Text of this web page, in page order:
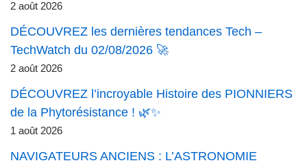
2 août 2026
DÉCOUVREZ les dernières tendances Tech –
TechWatch du 02/08/2026 🚀
2 août 2026
DÉCOUVREZ l’incroyable Histoire des PIONNIERS
de la Phytorésistance ! 🌿✨
1 août 2026
NAVIGATEURS ANCIENS : L’ASTRONOMIE